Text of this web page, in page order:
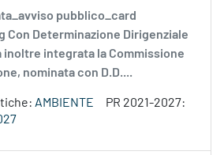
pubblico_card
Con Determinazione Dirigenziale
inoltre integrata la Commissione
nominata con D.D....
AMBIENTE
PR 2021-2027: